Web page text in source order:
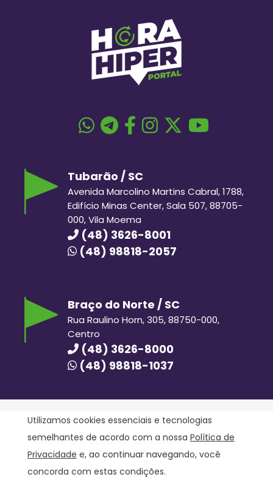
Tubarão / SC
Avenida Marcolino Martins Cabral, 1788,
Edifício Minas Center, Sala 507, 88705-
000, Vila Moema
(48) 3626-8001
(48) 98818-2057
Braço do Norte / SC
Rua Raulino Horn, 305, 88750-000,
Centro
(48) 3626-8000
(48) 98818-1037
Hora Hiper © 2020. Todos os direitos reservados.
Política de Privacidade
Utilizamos cookies essenciais e tecnologias
semelhantes de acordo com a nossa Política de
Privacidade e, ao continuar navegando, você
concorda com estas condições.